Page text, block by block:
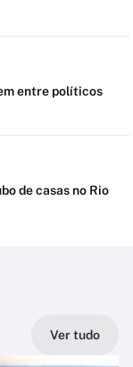
entre políticos
de casas no Rio
Ver tudo